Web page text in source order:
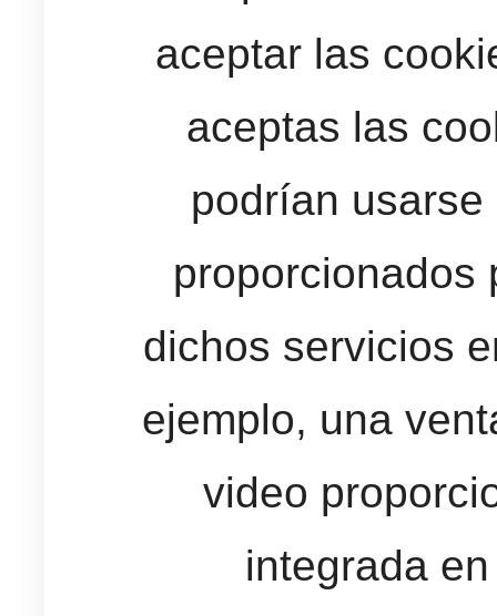
aceptar las
aceptas las
podrían
proporcionados
dichos servicios
ejemplo, una
video
integrada